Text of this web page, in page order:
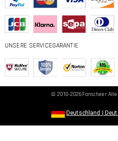
UNSERE SERVICEGARANTIE
© 2010-2026FanscheerAlle
Deutschland |